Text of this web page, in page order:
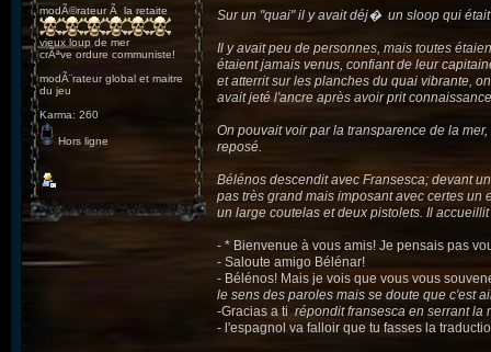
modÃ©rateur Ã la retaite
vieux loup de mer
crÃªve ordure communiste!
modÃ¨rateur global et maitre
du jeu
Karma: 260
Hors ligne
Sur un "quai" il y avait déj� un sloop qui
Il y avait peu de personnes, mais toutes
étaient jamais venus, confiant de leur
et atterrit sur les planches du quai vibrante,
avait jeté l'ancre après avoir prit
On pouvait voir par la transparence de la
reposé.
Bélénos descendit avec Fransesca; devant
pas très grand mais imposant avec certes
un large coutelas et deux pistolets. Il
- * Bienvenue à vous amis! Je pensais pas
- Saloute amigo Bélénar!
- Bélénos! Mais je vois que vous vous
le sens des paroles mais se doute que c'est
-Gracias a ti répondit fransesca en serrant la
- l'espagnol va falloir que tu fasses la